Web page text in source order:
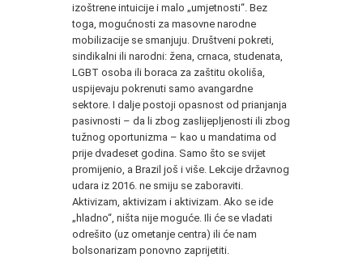
izoštrene intuicije i malo „umjetnosti“. Bez
toga, mogućnosti za masovne narodne
mobilizacije se smanjuju. Društveni pokreti,
sindikalni ili narodni: žena, crnaca, studenata,
LGBT osoba ili boraca za zaštitu okoliša,
uspijevaju pokrenuti samo avangardne
sektore. I dalje postoji opasnost od prianjanja
pasivnosti – da li zbog zaslijepljenosti ili zbog
tužnog oportunizma – kao u mandatima od
prije dvadeset godina. Samo što se svijet
promijenio, a Brazil još i više. Lekcije državnog
udara iz 2016. ne smiju se zaboraviti.
Aktivizam, aktivizam i aktivizam. Ako se ide
„hladno“, ništa nije moguće. Ili će se vladati
odrešito (uz ometanje centra) ili će nam
bolsonarizam ponovno zaprijetiti.